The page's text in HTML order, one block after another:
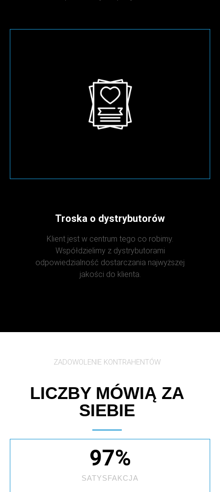
Troska o dystrybutorów
Klient jest w centrum tego co robimy.
Współdzielimy z dystrybutorami
odpowiedzialność dostarczania najwyższej
jakości do klienta.
ZADOWOLENIE KONTRAHENTÓW
LICZBY MÓWIĄ ZA
SIEBIE
SATYSFAKCJA
97%